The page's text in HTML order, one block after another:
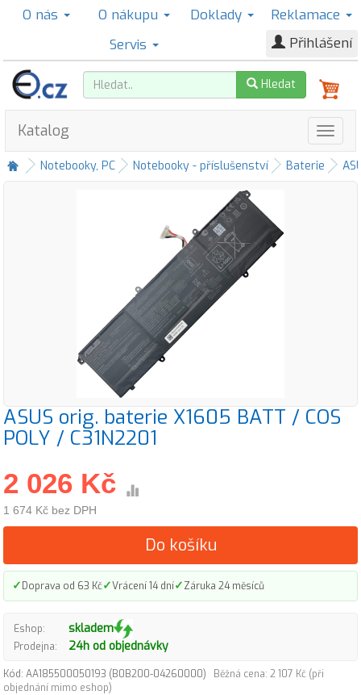
O nás O nákupu Doklady
Reklamace
Servis
Přihlášení
Hledat
Katalog
Notebooky, PC Notebooky - příslušenství Baterie
ASUS orig. baterie X1605 BATT / COS
POLY / C31N2201
2 026 Kč
1 674 Kč bez DPH
Do košíku
✓Doprava od 63 Kč✓Vrácení 14 dní✓Záruka 24 měsíců
Eshop: skladem
Prodejna: 24h od objednávky
Kód: AA185500050193 (B0B200-04260000)
Běžná cena: 2 107 Kč (při
objednání mimo eshop)